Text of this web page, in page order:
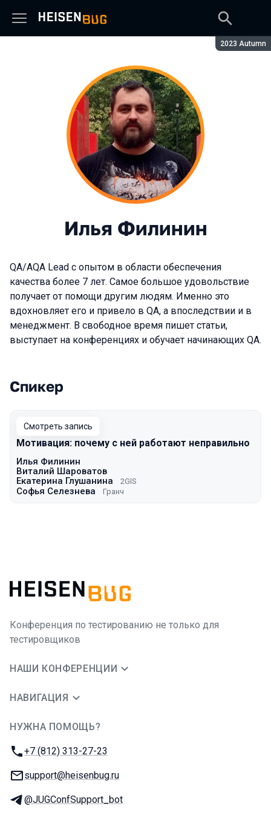
Сезон:
2023 Autumn
Илья Филинин
QA/AQA Lead с опытом в области обеспечения
качества более 7 лет. Самое большое удовольствие
получает от помощи другим людям. Именно это
вдохновляет его и привело в QA, а впоследствии и в
менеджмент. В свободное время пишет статьи,
выступает на конференциях и обучает начинающих QA.
Выступления в сезоне 2023 Autumn
Спикер
Смотреть запись
Мотивация: почему с ней работают неправильно
Илья Филинин
Виталий Шароватов
Екатерина Глушанина
2GIS
Софья Селезнева Гранч
Конференция по тестированию не только для
тестировщиков
НАШИ КОНФЕРЕНЦИИ
НАВИГАЦИЯ
НУЖНА ПОМОЩЬ?
Телефон:
+7 (812) 313-27-23
E-mail:
support@heisenbug.ru
Телеграм:
@JUGConfSupport_bot